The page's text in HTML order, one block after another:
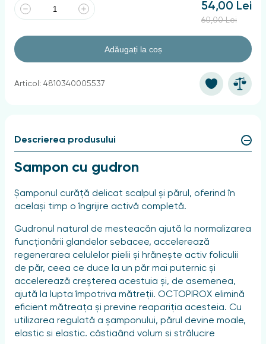
54,00 Lei
60,00 Lei
Adăugați la coș
Articol: 4810340005537
Descrierea produsului
Sampon cu gudron
Șamponul curăță delicat scalpul și părul, oferind în
același timp o îngrijire activă completă.
Gudronul natural de mesteacăn ajută la normalizarea
funcționării glandelor sebacee, accelerează
regenerarea celulelor pielii și hrănește activ foliculii
de păr, ceea ce duce la un păr mai puternic și
accelerează creșterea acestuia și, de asemenea,
ajută la lupta împotriva mătreții. OCTOPIROX elimină
eficient mătreața și previne reapariția acesteia. Cu
utilizarea regulată a șamponului, părul devine moale,
elastic și elastic, câștigând volum și strălucire